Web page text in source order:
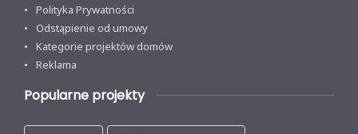
Polityka Prywatności
Odstąpienie od umowy
Kategorie projektów domów
Reklama
Popularne projekty